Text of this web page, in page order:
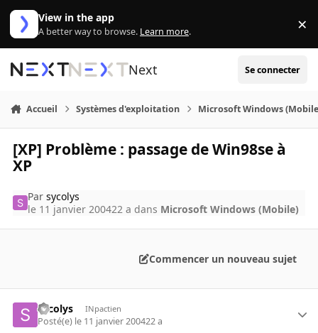
Aller au contenu
View in the app
A better way to browse. Learn more. ×
Next Se connecter
Accueil Systèmes d'exploitation Microsoft Windows
[XP] Problème : passage de Win98se à
XP
Parsycolys
le 11 janvier 200422 a dans Microsoft Windows (Mobile)
Commencer un nouveau sujet
sycolys INpactien
Posté(e) le 11 janvier 200422 a